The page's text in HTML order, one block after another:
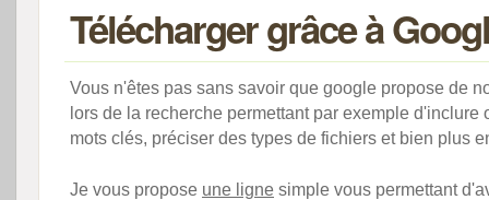
Télécharger grâce à
Vous n'êtes pas sans savoir que google propose de
lors de la recherche permettant par exemple d'inclure
mots clés, préciser des types de fichiers et bien plus
Je vous propose une ligne simple vous permettant